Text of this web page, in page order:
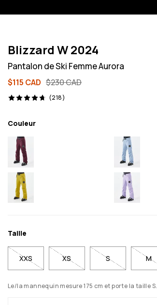
Blizzard W 2024
Pantalon de Ski Femme Aurora
$115 CAD $230 CAD
(218)
218 avis, 4.7/5
Couleur
Taille
XXS XS S M
Le/la mannequin mesure 175 cm et porte la taille S.